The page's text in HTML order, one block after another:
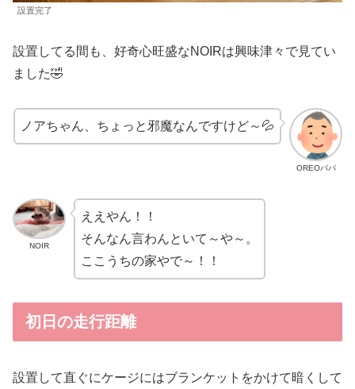
設置完了
設置してる間も、好奇心旺盛なNOIRは興味津々で見てい
ました🤣
OREOパパ
ノアちゃん、ちょっと邪魔なんですけど～💦
NOIR
ええやん！！
そんなん言わんといて～や～。
ここうちの家やで～！！
初日の走行距離
設置して直ぐにケージにはブランケットをかけて暗くして